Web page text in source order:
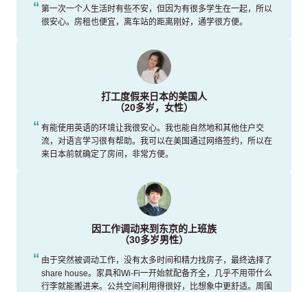
第一次一个人生活时有些不安，但因为有很多学生在一起，所以
很安心。房租也便宜，离车站的距离刚好，通学很方便。
打工度假来日本的美国人
（20多岁，女性）
有能使用英语的环境让我很安心。我也能自然地和其他住户交
流，对语言学习很有帮助。我可以在美国通过网络签约，所以在
来日本前就确定了房间，非常方便。
因工作调动来到东京的上班族
（30多岁男性）
由于突然被调动工作，没有太多时间和精力找房子，最终选择了
share house。家具和Wi-Fi一开始就配备齐全，几乎不用带什么
行李就能搬进来。公共空间利用得很好，比想象中更舒适。周围